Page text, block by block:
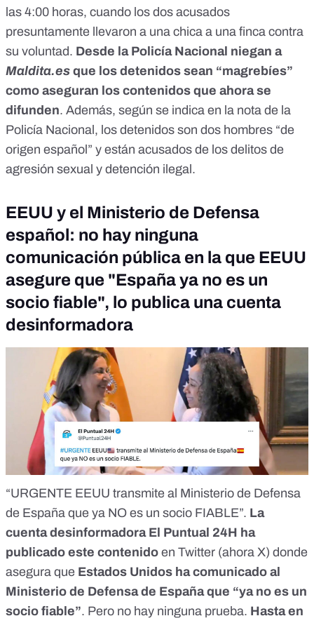
las 4:00 horas, cuando los dos acusados
presuntamente llevaron a una chica a una finca contra
su voluntad. Desde la Policía Nacional niegan a
Maldita.es que los detenidos sean “magrebíes”
como aseguran los contenidos que ahora se
difunden. Además, según se indica en la nota de la
Policía Nacional, los detenidos son dos hombres “de
origen español” y están acusados de los delitos de
agresión sexual y detención ilegal.
EEUU y el Ministerio de Defensa
español: no hay ninguna
comunicación pública en la que EEUU
asegure que "España ya no es un
socio fiable", lo publica una cuenta
desinformadora
“URGENTE EEUU transmite al Ministerio de Defensa
de España que ya NO es un socio FIABLE”. La
cuenta desinformadora El Puntual 24H ha
publicado este contenido en Twitter (ahora X) donde
asegura que Estados Unidos ha comunicado al
Ministerio de Defensa de España que “ya no es un
socio fiable”. Pero no hay ninguna prueba. Hasta en